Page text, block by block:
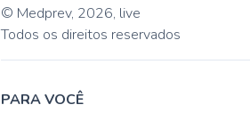
© Medprev, 2026, live
Todos os direitos reservados
PARA VOCÊ